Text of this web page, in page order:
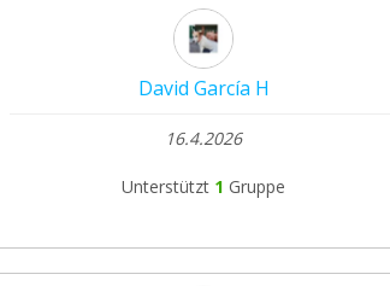
David García H
16.4.2026
Unterstützt 1 Gruppe